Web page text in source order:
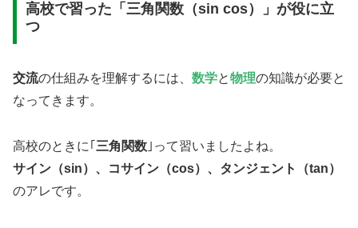
高校で習った「三角関数（sin cos）」が役に立
つ
交流の仕組みを理解するには、 数学と物理の知識が必要と
なってきます。
高校のときに｢ 三角関数 ｣って習いましたよね。
サイン（sin）、コサイン（cos）、タンジェント（tan）
のアレです。